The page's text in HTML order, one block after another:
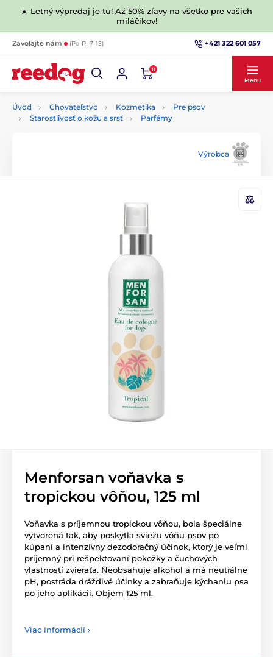
☀️ Letný výpredaj je tu! Až 50% zľavy na všetko pre vašich
miláčikov!
Zavolajte nám (Po-Pi 7-15) +421 322 601 057
0
Menu
Úvod Chovateľstvo Kozmetika
Pre psov
Starostlivosť o kožu a srsť
Parfémy
Výrobca
Menforsan voňavka s
tropickou vôňou, 125 ml
Voňavka s príjemnou tropickou vôňou, bola špeciálne
vytvorená tak, aby poskytla sviežu vôňu psov po
kúpaní a intenzívny dezodoračný účinok, ktorý je veľmi
príjemný pri rešpektovaní pokožky a čuchových
vlastností zvieraťa. Neobsahuje alkohol a má neutrálne
pH, postráda dráždivé účinky a zabraňuje kýchaniu psa
po jeho aplikácii. Objem 125 ml.
Viac informácií ›